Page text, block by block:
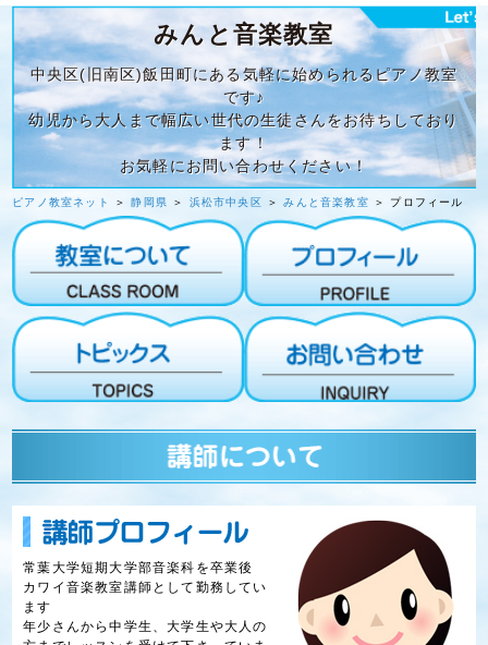
みんと音楽教室
中央区(旧南区)飯田町にある気軽に始められるピアノ教室
です♪
幼児から大人まで幅広い世代の生徒さんをお待ちしており
ます！
お気軽にお問い合わせください！
ピアノ教室ネット ＞静岡県 ＞ 浜松市中央区 ＞みんと音楽教室 ＞ プロフィール
常葉大学短期大学部音楽科を卒業後
カワイ音楽教室講師として勤務してい
ます
年少さんから中学生、大学生や大人の